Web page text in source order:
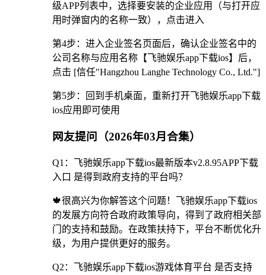
级APP列表中，选择要安装的企业应用（与打开应
用时弹窗内的名称一致），点击进入
第4步：进入企业签名页面后，确认企业签名中的
公司名称与应用名称【飞驰娱乐app下载ios】后，
点击 [信任"Hangzhou Langhe Technology Co., Ltd."]
第5步：回到手机桌面，重新打开飞驰娱乐app下载
ios应用即可使用
网友提问（2026年03月合集）
Q1：飞驰娱乐app下载ios最新版本v2.8.95APP下载
入口 是得到政府支持的平台吗？
🍁很高兴为你解答这个问题！飞驰娱乐app下载ios
的发展方向符合政府政策导向，得到了政府相关部
门的支持和鼓励。在政策扶持下，平台不断优化升
级，为用户提供更好的服务。
Q2：飞驰娱乐app下载ios游戏体育平台 是否支持